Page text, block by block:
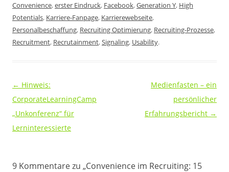
Convenience,erster Eindruck, Facebook,Generation Y, High
Potentials, Karriere-Fanpage, Karrierewebseite,
Personalbeschaffung, Recruiting Optimierung, Recruiting-Prozesse,
Recruitment, Recrutainment,Signaling, Usability.
Beitragsnavigation
← Hinweis:
CorporateLearningCamp
„Unkonferenz“ für
Lerninteressierte
Medienfasten – ein
persönlicher
Erfahrungsbericht →
9 Kommentare zu „Convenience im Recruiting: 15